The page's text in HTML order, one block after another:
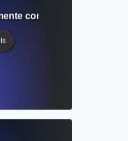
con claridad,